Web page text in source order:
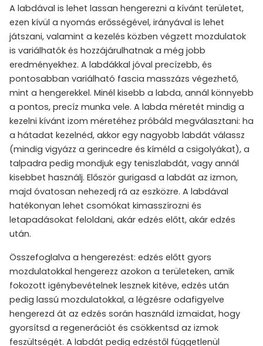
A labdával is lehet lassan hengerezni a kívánt területet,
ezen kívül a nyomás erősségével, irányával is lehet
játszani, valamint a kezelés közben végzett mozdulatok
is variálhatók és hozzájárulhatnak a még jobb
eredményekhez. A labdákkal jóval precízebb, és
pontosabban variálható fascia masszázs végezhető,
mint a hengerekkel. Minél kisebb a labda, annál könnyebb
a pontos, precíz munka vele. A labda méretét mindig a
kezelni kívánt izom méretéhez próbáld megválasztani: ha
a hátadat kezelnéd, akkor egy nagyobb labdát válassz
(mindig vigyázz a gerincedre és kíméld a csigolyákat), a
talpadra pedig mondjuk egy teniszlabdát, vagy annál
kisebbet használj. Először gurigasd a labdát az izmon,
majd óvatosan nehezedj rá az eszközre. A labdával
hatékonyan lehet csomókat kimasszírozni és
letapadásokat feloldani, akár edzés előtt, akár edzés
után.
Összefoglalva a hengerezést: edzés előtt gyors
mozdulatokkal hengerezz azokon a területeken, amik
fokozott igénybevételnek lesznek kitéve, edzés után
pedig lassú mozdulatokkal, a légzésre odafigyelve
hengerezd át az edzés során használd izmaidat, hogy
gyorsítsd a regenerációt és csökkentsd az izmok
feszültségét. A labdát pedig edzéstől függetlenül